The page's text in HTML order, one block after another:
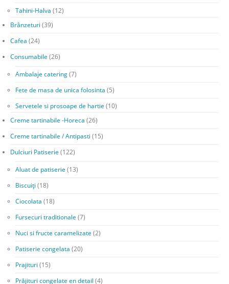
Tahini-Halva (12)
Brânzeturi (39)
Cafea (24)
Consumabile (26)
Ambalaje catering(7)
Fete de masa de unica folosinta (5)
Servetele si prosoape de hartie (10)
Creme tartinabile -Horeca (26)
Creme tartinabile / Antipasti (15)
Dulciuri Patiserie (122)
Aluat de patiserie (13)
Biscuiți (18)
Ciocolata (18)
Fursecuri traditionale (7)
Nuci si fructe caramelizate (2)
Patiserie congelata (20)
Prajituri (15)
Prăjituri congelate en detail (4)